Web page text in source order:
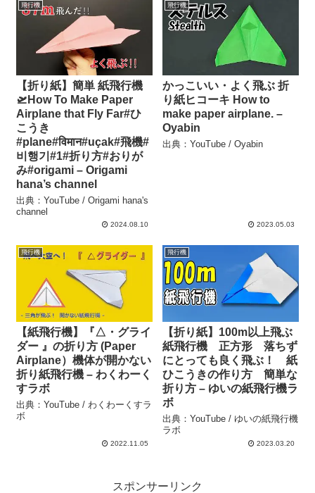
飛行機
【折り紙】簡単 紙飛行機
🛫How To Make Paper
Airplane that Fly Far#ひ
こうき
#plane#विमान#uçak#飛機#
비행기#1#折り方#おりが
み#origami – Origami
hana’s channel
出典：YouTube / Origami hana's
channel
2024.08.10
飛行機
かっこいい・よく飛ぶ 折
り紙ヒコーキ How to
make paper airplane. –
Oyabin
出典：YouTube / Oyabin
2023.05.03
飛行機
【紙飛行機】『△・グライ
ダー 』の折り方 (Paper
Airplane）機体が開かない
折り紙飛行機 – わくわーく
すラボ
出典：YouTube / わくわーくすラ
ボ
2022.11.05
飛行機
【折り紙】100m以上飛ぶ
紙飛行機 正方形 落ちず
にとっても良く飛ぶ！ 紙
ひこうきの作り方 簡単な
折り方 – ゆいの紙飛行機ラ
ボ
出典：YouTube / ゆいの紙飛行機
ラボ
2023.03.20
スポンサーリンク